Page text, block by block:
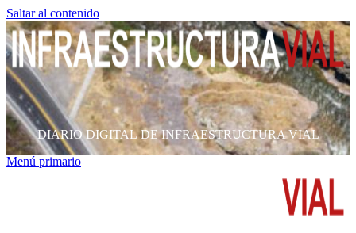
Saltar al contenido
DIARIO DIGITAL DE INFRAESTRUCTURA VIAL
Menú primario